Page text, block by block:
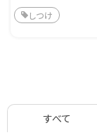
しつけ
すべて